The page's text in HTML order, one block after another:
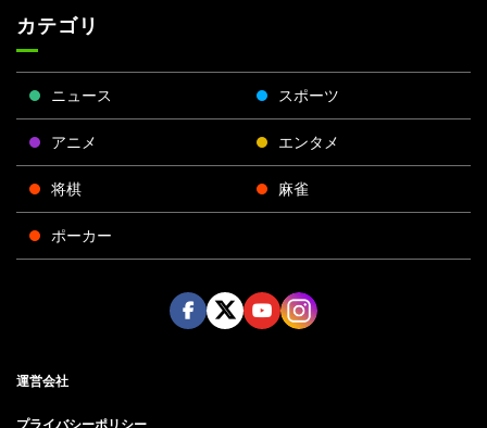
カテゴリ
ニュース スポーツ
アニメ エンタメ
将棋 麻雀
ポーカー
運営会社
プライバシーポリシー